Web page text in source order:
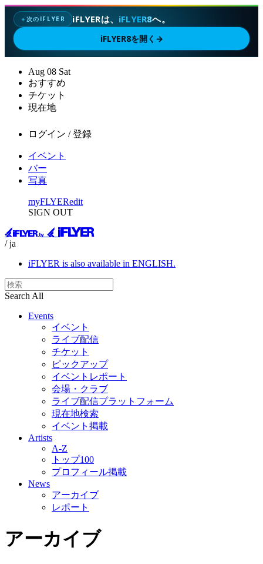
✦次のIFLYER iFLYERは、 iFLYER8へ。
iFLYER8を開く →
Aug 08 Sat
おすすめ
チケット
現在地
ログイン / 登録
イベント
バー
写真
myFLYERedit
SIGN OUT
/ ja
iFLYER is also available in ENGLISH.
Search All
Events
イベント
ライブ配信
チケット
ピックアップ
イベントレポート
会場・クラブ
ライブ配信プラットフォーム
現在地検索
イベント掲載
Artists
A-Z
トップ100
プロフィール掲載
News
アーカイブ
レポート
アーカイブ